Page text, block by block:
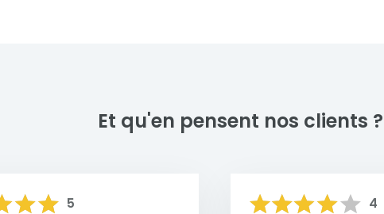
Et qu'en pensent nos clients ?
5 4